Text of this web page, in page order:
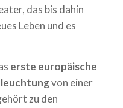
das bis dahin
Leben und es
erste europäische
von einer
zu den